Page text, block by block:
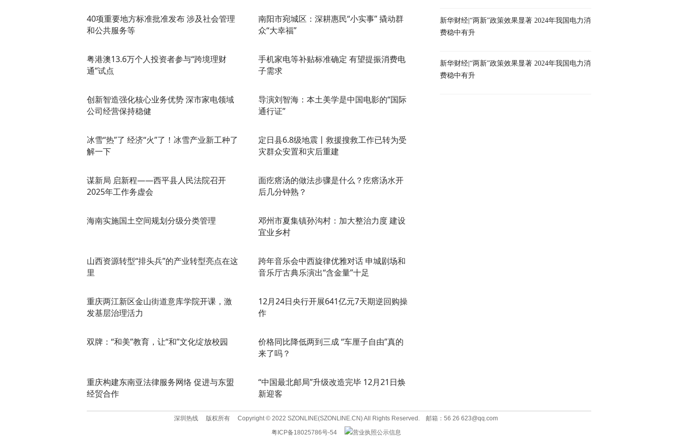
40项重要地方标准批准发布 涉及社会管理
和公共服务等
南阳市宛城区：深耕惠民“小实事” 撬动群
众“大幸福”
粤港澳13.6万个人投资者参与“跨境理财
通”试点
手机家电等补贴标准确定 有望提振消费电
子需求
创新智造强化核心业务优势 深市家电领域
公司经营保持稳健
导演刘智海：本土美学是中国电影的“国际
通行证”
冰雪“热”了 经济“火”了！冰雪产业新工种了
解一下
定日县6.8级地震丨救援搜救工作已转为受
灾群众安置和灾后重建
​谋新局 启新程——西平县人民法院召开
2025年工作务虚会
面疙瘩汤的做法步骤是什么？疙瘩汤水开
后几分钟熟？
海南实施国土空间规划分级分类管理
邓州市夏集镇孙沟村：加大整治力度 建设
宜业乡村
山西资源转型“排头兵”的产业转型亮点在这
里
跨年音乐会中西旋律优雅对话 申城剧场和
音乐厅古典乐演出“含金量”十足
重庆两江新区金山街道意库学院开课，激
发基层治理活力
12月24日央行开展641亿元7天期逆回购操
作
双牌：“和美”教育，让“和”文化绽放校园
价格同比降低两到三成 “车厘子自由”真的
来了吗？
重庆构建东南亚法律服务网络 促进与东盟
经贸合作
“中国最北邮局”升级改造完毕 12月21日焕
新迎客
新华财经|“两新”政策效果显著 2024年我国电力消
费稳中有升
新华财经|“两新”政策效果显著 2024年我国电力消
费稳中有升
深圳热线 版权所有 Copyright © 2022 SZONLINE(SZONLINE.CN) All Rights Reserved.
邮箱：56 26 623@qq.com
粤ICP备18025786号-54
营业执照公示信息